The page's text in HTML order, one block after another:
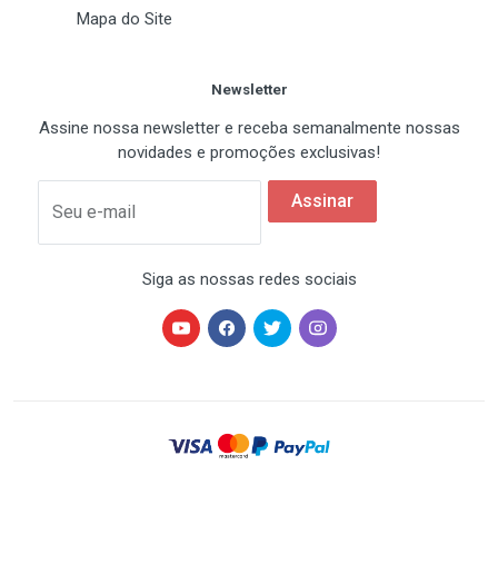
Mapa do Site
Newsletter
Assine nossa newsletter e receba semanalmente nossas
novidades e promoções exclusivas!
Seu e-mail
Assinar
Siga as nossas redes sociais